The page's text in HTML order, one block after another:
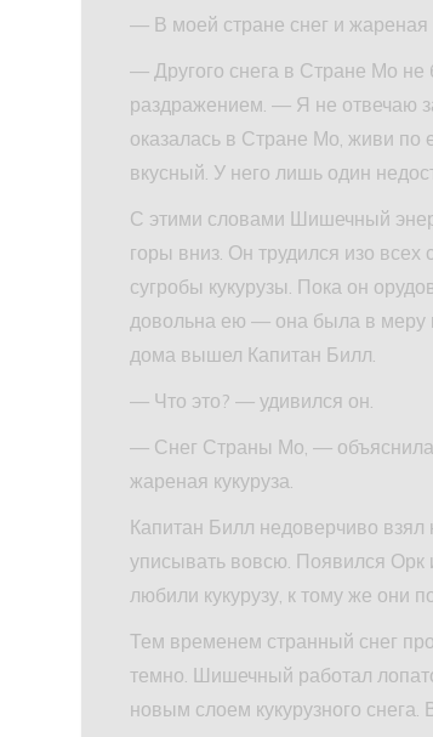
— В моей стране снег и
— Другого снега в Стране Мо не
раздражением. — Я не отвечаю
оказалась в Стране Мо, живи по
вкусный. У него лишь один
С этими словами Шишечный
горы вниз. Он трудился изо
сугробы кукурузы. Пока он
довольна ею — она была в меру
дома вышел Капитан Билл.
— Что это? — удивился он.
— Снег Страны Мо, — объяснила
жареная кукуруза.
Капитан Билл недоверчиво взял
уписывать вовсю. Появился Орк
любили кукурузу, к тому же они
Тем временем странный снег
темно. Шишечный работал
новым слоем кукурузного